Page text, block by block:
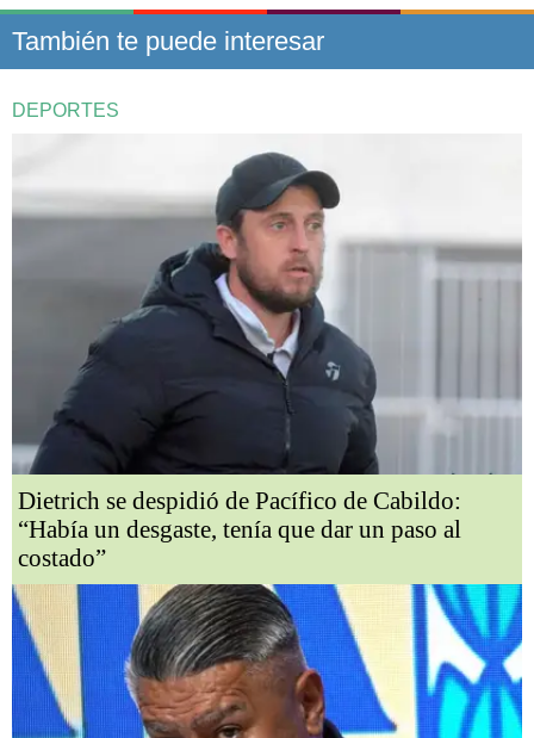
También te puede interesar
DEPORTES
Dietrich se despidió de Pacífico de Cabildo:
“Había un desgaste, tenía que dar un paso al
costado”